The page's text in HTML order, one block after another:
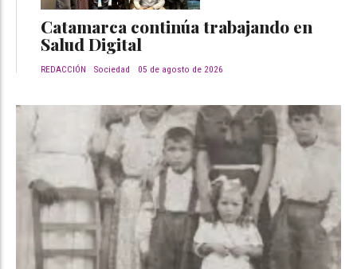
Catamarca continúa trabajando en
Salud Digital
REDACCIÓN Sociedad 05 de agosto de 2026